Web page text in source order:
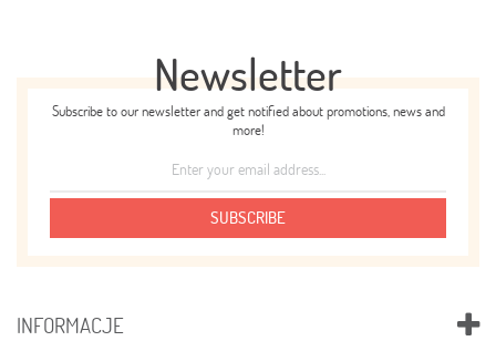
Newsletter
Subscribe to our newsletter and get notified about promotions, news and
more!
SUBSCRIBE
INFORMACJE